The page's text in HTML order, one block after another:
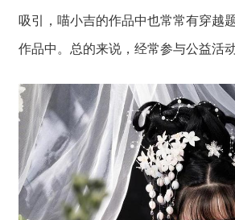
吸引，喵小吉的作品中也常常有穿越
作品中。总的来说，经常参与公益活动